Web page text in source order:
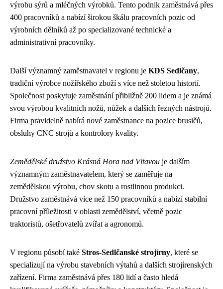
výrobu sýrů a mléčných výrobků. Tento podnik zaměstnává přes
400 pracovníků a nabízí širokou škálu pracovních pozic od
výrobních dělníků až po specializované technické a
administrativní pracovníky.
Další významný zaměstnavatel v regionu je KDS Sedlčany,
tradiční výrobce nožířského zboží s více než stoletou historií.
Společnost poskytuje zaměstnání přibližně 200 lidem a je známá
svou výrobou kvalitních nožů, nůžek a dalších řezných nástrojů.
Firma pravidelně nabírá nové zaměstnance na pozice brusičů,
obsluhy CNC strojů a kontrolory kvality.
Zemědělské družstvo Krásná Hora nad Vltavou je dalším
významným zaměstnavatelem, který se zaměřuje na
zemědělskou výrobu, chov skotu a rostlinnou produkci.
Družstvo zaměstnává více než 150 pracovníků a nabízí stabilní
pracovní příležitosti v oblasti zemědělství, včetně pozic
traktoristů, ošetřovatelů zvířat a agronomů.
V regionu působí také Stros-Sedlčanské strojírny, které se
specializují na výrobu stavebních výtahů a dalších strojírenských
zařízení. Firma zaměstnává přes 180 lidí a často hledá